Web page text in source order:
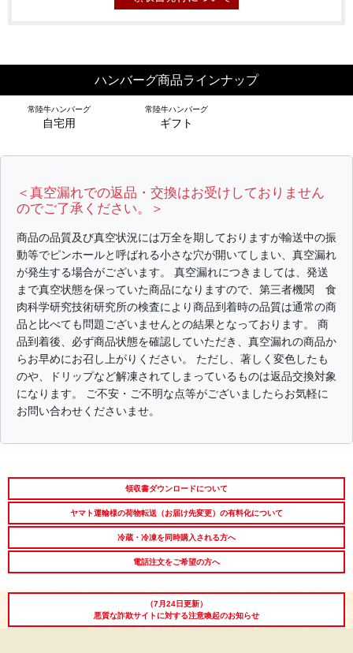
シーン別特集
お中元ギフト
お中元ハムギフ
ト
誕生日ギフト
出産内祝い 結婚内祝い 法事・香典返し
長寿祝い 高級肉ギフト 法人ギフト
ハンバーグ商品ラインナップ
常陸牛ハンバーグ
自宅用
常陸牛ハンバーグ
ギフト
＜真空漏れでの返品・交換はお受けしておりません
のでご了承ください。＞
商品の品質及び真空状況には万全を期しておりますが輸送中の振
動等でピンホールと呼ばれる小さな穴が開いてしまい、真空漏れ
が発生する場合がございます。 真空漏れにつきましては、発送
まで真空状態を保っていた商品になりますので、第三者機関 食
肉科学研究技術研究所の検査により商品到着時の品質は通常の商
品と比べても問題ございませんとの結果となっております。 商
品到着後、必ず商品状態を確認していただき、真空漏れの商品か
らお早めにお召し上がりください。 ただし、著しく変色したも
のや、ドリップなど解凍されてしまっているものは返品交換対象
になります。 ご不安・ご不明な点等がございましたらお気軽に
お問い合わせくださいませ。
領収書ダウンロードについて
ヤマト運輸様の荷物転送（お届け先変更）の有料化について
冷蔵・冷凍を同時購入される方へ
電話注文をご希望の方へ
（7月24日更新）
悪質な詐欺サイトに対する注意喚起のお知らせ